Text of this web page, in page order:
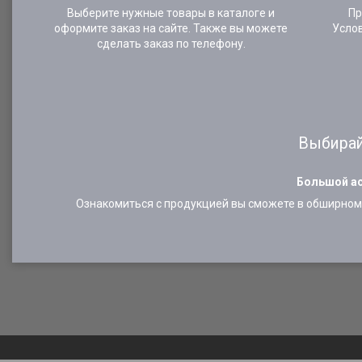
Выберите нужные товары в каталоге и
оформите заказ на сайте. Также вы можете
сделать заказ по телефону.
Большой
Ознакомиться с продукцией вы сможете в